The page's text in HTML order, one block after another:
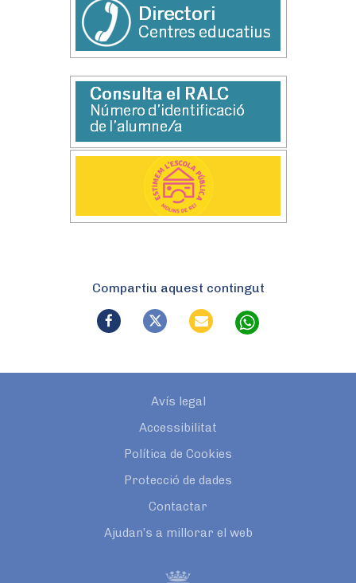
Compartiu aquest contingut
Avís legal
Accessibilitat
Política de Cookies
Protecció de dades
Contactar
Ajudan’s a millorar el web